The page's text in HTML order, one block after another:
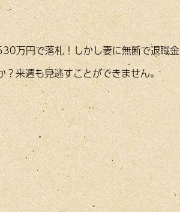
万円で落札！しかし妻に無断で退職金
来週も見逃すことができません。